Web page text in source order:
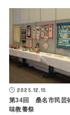
2025.12.15
第34回 桑名市民芸
味教養祭